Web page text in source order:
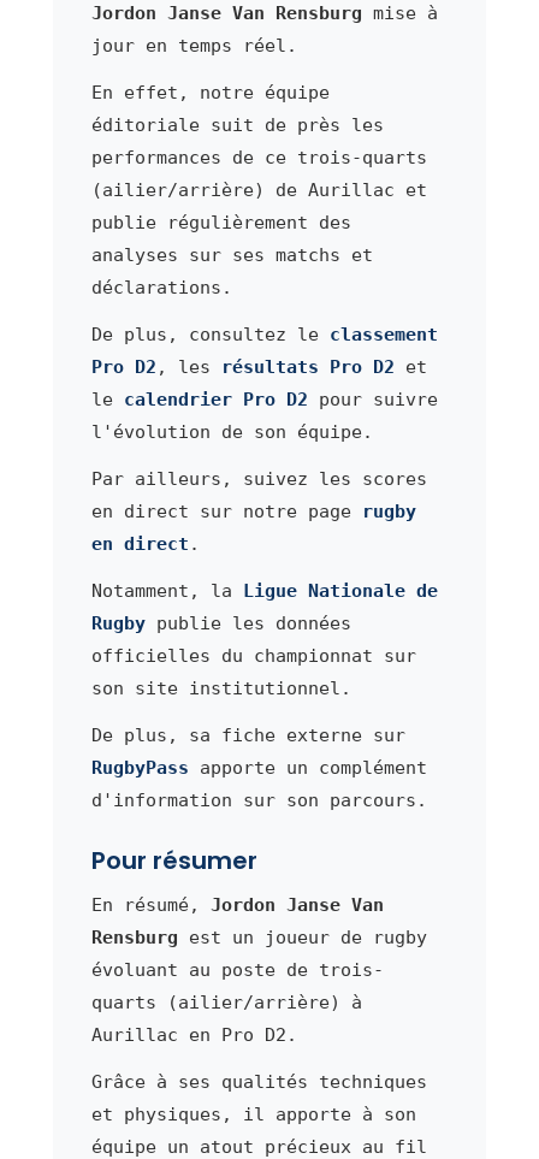
Jordon Janse Van Rensburg mise à
jour en temps réel.
En effet, notre équipe
éditoriale suit de près les
performances de ce trois-quarts
(ailier/arrière) de Aurillac et
publie régulièrement des
analyses sur ses matchs et
déclarations.
De plus, consultez le classement
Pro D2 , les résultats Pro D2 et
le calendrier Pro D2 pour suivre
l'évolution de son équipe.
Par ailleurs, suivez les scores
en direct sur notre page
rugby
en direct .
Notamment, la Ligue Nationale de
Rugbypublie les données
officielles du championnat sur
son site institutionnel.
De plus, sa fiche externe sur
RugbyPass apporte un complément
d'information sur son parcours.
Pour résumer
En résumé, Jordon Janse Van
Rensburg est un joueur de rugby
évoluant au poste de trois-
quarts (ailier/arrière) à
Aurillac en Pro D2.
Grâce à ses qualités techniques
et physiques, il apporte à son
équipe un atout précieux au fil